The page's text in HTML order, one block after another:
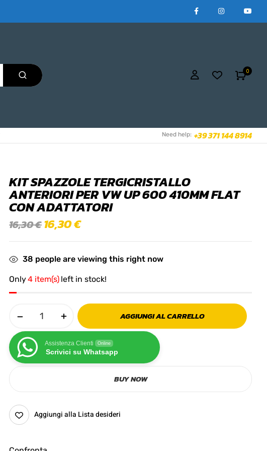
0
Need help: +39 371 144 8914
KIT SPAZZOLE TERGICRISTALLO
ANTERIORI PER VW UP 600 410MM FLAT
CON ADATTATORI
16,30€16,30€
38 people are viewing this right now
Only4 item(s) left in stock!
AGGIUNGI AL CARRELLO
Assistenza Clienti Online
Scrivici su Whatsapp
BUY NOW
Aggiungi alla Lista desideri